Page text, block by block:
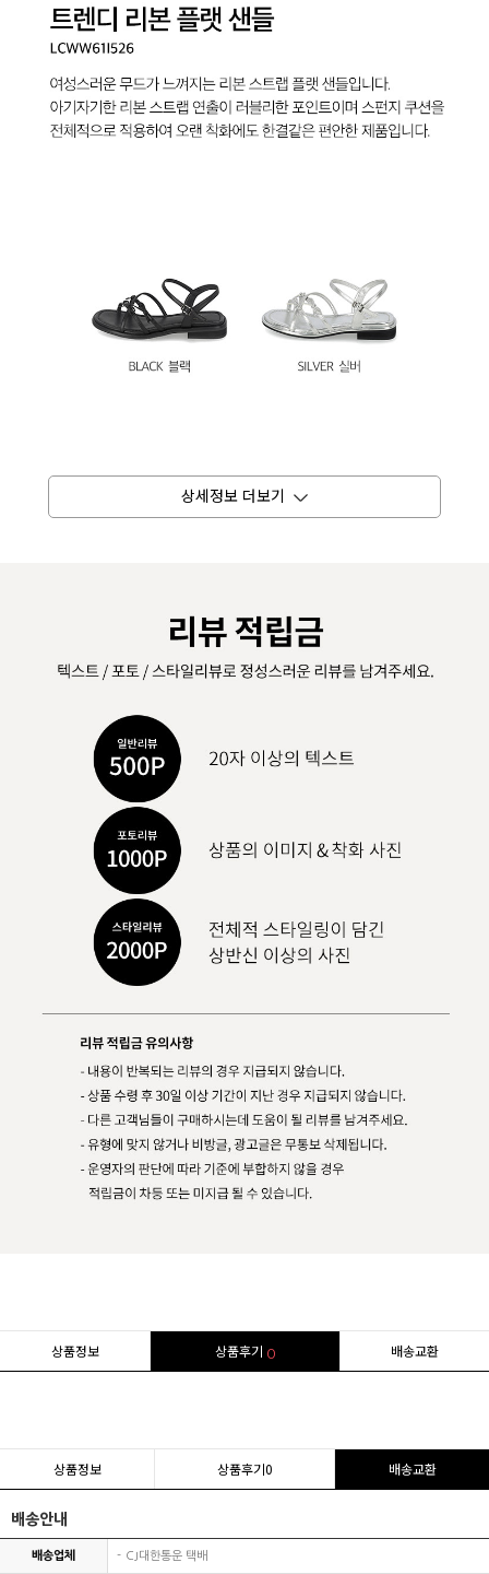
상품정보 상품후기 0 배송교환
상품정보 상품후기0 배송교환
배송안내
배송업체 CJ대한통운 택배